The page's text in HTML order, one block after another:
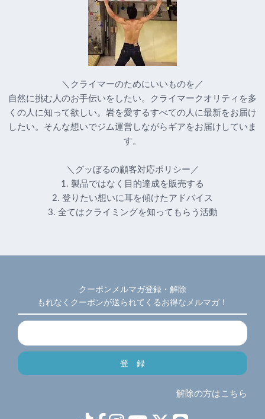
＼クライマーのためにいいものを／
自然に挑む人のお手伝いをしたい。クライマークオリティを多
くの人に知って欲しい。岩を愛するすべての人に最新をお届け
したい。そんな想いでジム運営しながらギアをお届けしていま
す。
＼グッぼるの顧客対応ポリシー／
1. 製品ではなく目的達成を販売する
2. 登りたい想いに耳を傾けたアドバイス
3. 全てはクライミングを知ってもらう活動
クーポンメルマガ登録・解除
もれなくクーポンが送られてくるお得なメルマガ！
解除の方はこちら